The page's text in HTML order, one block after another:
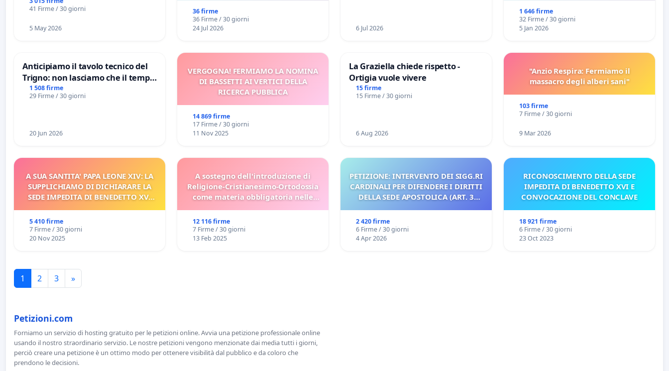
41 Firme / 30 giorni
5 May 2026
sulla Pedemontana Veneta
36 firme
36 Firme / 30 giorni
24 Jul 2026
6 Jul 2026
1 646 firme
32 Firme / 30 giorni
5 Jan 2026
Anticipiamo il tavolo tecnico del
Trigno: non lasciamo che il tempo
rallenti le ricerche di Domenico
Racanati
1 508 firme
29 Firme / 30 giorni
20 Jun 2026
VERGOGNA! FERMIAMO LA NOMINA
DI BASSETTI AI VERTICI DELLA
RICERCA PUBBLICA
14 869 firme
17 Firme / 30 giorni
11 Nov 2025
La Graziella chiede rispetto -
Ortigia vuole vivere
15 firme
15 Firme / 30 giorni
6 Aug 2026
"Anzio Respira: Fermiamo il
massacro degli alberi sani"
103 firme
7 Firme / 30 giorni
9 Mar 2026
A SUA SANTITA' PAPA LEONE XIV: LA
SUPPLICHIAMO DI DICHIARARE LA
SEDE IMPEDITA DI BENEDETTO XVI
5 410 firme
7 Firme / 30 giorni
20 Nov 2025
A sostegno dell'introduzione di
Religione-Cristianesimo-Ortodossia
come materia obbligatoria nelle
12 116 firme
7 Firme / 30 giorni
13 Feb 2025
PETIZIONE: INTERVENTO DEI SIGG.RI
CARDINALI PER DIFENDERE I DIRITTI
DELLA SEDE APOSTOLICA (ART. 3
2 420 firme
6 Firme / 30 giorni
4 Apr 2026
RICONOSCIMENTO DELLA SEDE
IMPEDITA DI BENEDETTO XVI E
CONVOCAZIONE DEL CONCLAVE
18 921 firme
6 Firme / 30 giorni
23 Oct 2023
1 2 3 »
Petizioni.com
Forniamo un servizio di hosting gratuito per le petizioni online. Avvia una petizione professionale online
usando il nostro straordinario servizio. Le nostre petizioni vengono menzionate dai media tutti i giorni,
perciò creare una petizione è un ottimo modo per ottenere visibilità dal pubblico e da coloro che
prendono le decisioni.